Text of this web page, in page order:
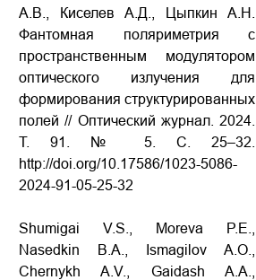
А.В., Киселев А.Д., Цыпкин А.Н.
Фантомная поляриметрия с
пространственным модулятором
оптического излучения для
формирования структурированных
полей // Оптический журнал. 2024.
Т. 91. № 5. С. 25–32.
http://doi.org/10.17586/1023-5086-
2024-91-05-25-32
Shumigai V.S., Moreva P.E.,
Nasedkin B.A., Ismagilov A.O.,
Chernykh A.V., Gaidash A.A.,